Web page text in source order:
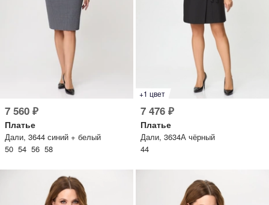
7 560 ₽
Платье
Дали, 3644 синий + белый
50 54 56 58
+1 цвет
7 476 ₽
Платье
Дали, 3634А чёрный
44